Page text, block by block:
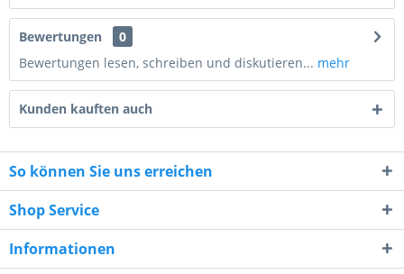
9 * 10 = ?
Bewertungen
0
Bewertungen lesen, schreiben und diskutieren... mehr
Kunden kauften auch
So können Sie uns erreichen
Shop Service
Informationen